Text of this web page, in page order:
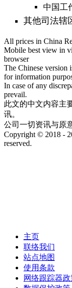
中国工
其他司法辖
All prices in China
Mobile best view in
browser
The Chinese version
for information
In case of any
prevail.
此文的中文内容主
讯。
公司一切资讯与原
Copyright © 2018 -
reserved.
主页
联络我们
站点地图
使用条款
网络跟踪器